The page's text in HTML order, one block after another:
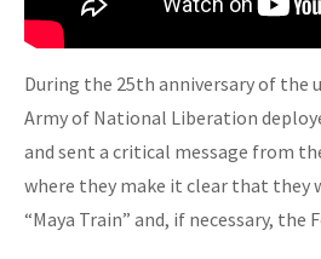
During the 25th anniversary of the
Army of National Liberation
and sent a critical message from
where they make it clear that
“Maya Train” and, if necessary, the